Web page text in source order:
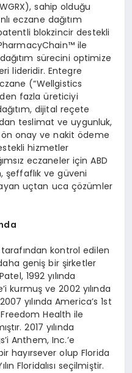
sahip olduğu
eczane dağıtım
blokzincir destekli
ile
sürecini optimize
lideridir. Entegre
(“Wellgistics
fazla üreticiyi
dijital reçete
teslimat ve uygunluk,
onay ve nakit ödeme
hizmetler
eczaneler için ABD
şeffaflık ve güveni
uçtan uca çözümler
kontrol edilen
geniş bir şirketler
1992 yılında
kurmuş ve 2002 yılında
yılında America’s 1st
Health ile
2017 yılında
Anthem, Inc.’e
hayırsever olup Florida
Floridalısı seçilmiştir.